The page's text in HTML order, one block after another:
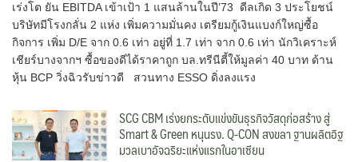
เร่งโต ยัน EBITDA เข้าเป้า 1 แสนล้านในปี’73 ดีลเกิด 3 ประโยชน์
บริษัทมีโรงกลั่น 2 แห่ง เพิ่มความมั่นคง เตรียมกู้เงินแบงก์ใหญ่ซื้อ
กิจการ เพิ่ม D/E จาก 0.6 เท่า อยู่ที่ 1.7 เท่า จาก 0.6 เท่า นักวิเคราะห์
เชียร์บางจากฯ ซื้อของดีได้ราคาถูก บล.ทรีนีตี้ให้มูลค่า 40 บาท ด้าน
หุ้น BCP วิ่งฉิวรับข่าวดี สวนทาง ESSO ดิ่งลงแรง
SCG CBM เร่งยกระดับแข่งขันธุรกิจวัสดุก่อสร้าง สู่
Smart & Green หนุนรง. Q-CON สงขลา ฐานผลิตอิฐ
มวลเบาอัจฉริยะแห่งแรกในอาเซียน